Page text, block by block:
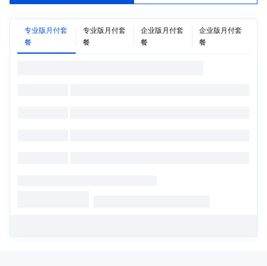
专业版月付套
餐
专业版月付套
餐
企业版月付套
餐
企业版月付套
餐